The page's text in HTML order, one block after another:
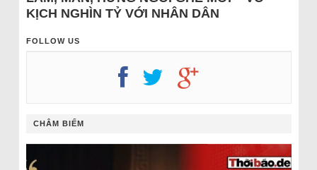
KỊCH NGHÌN TỶ VỚI NHÂN DÂN
FOLLOW US
CHÂM BIẾM